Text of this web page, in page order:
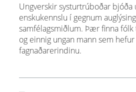
Ungverskir systurtrúboðar bjóða
enskukennslu í gegnum
samfélagsmiðlum. Þær finna fólk
og einnig ungan mann sem hefur
fagnaðarerindinu.